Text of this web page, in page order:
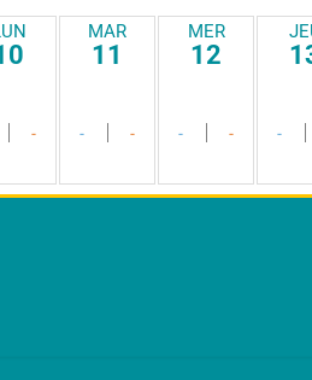
-
MAR
11
- -
MER
12
- - -